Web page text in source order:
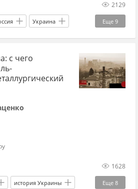
2129
Еще 9
Украина
(Владимир Ульянов)
силы Украины
весь Скачко
с чего
Стаценко
1628
Еще 8
история Украины